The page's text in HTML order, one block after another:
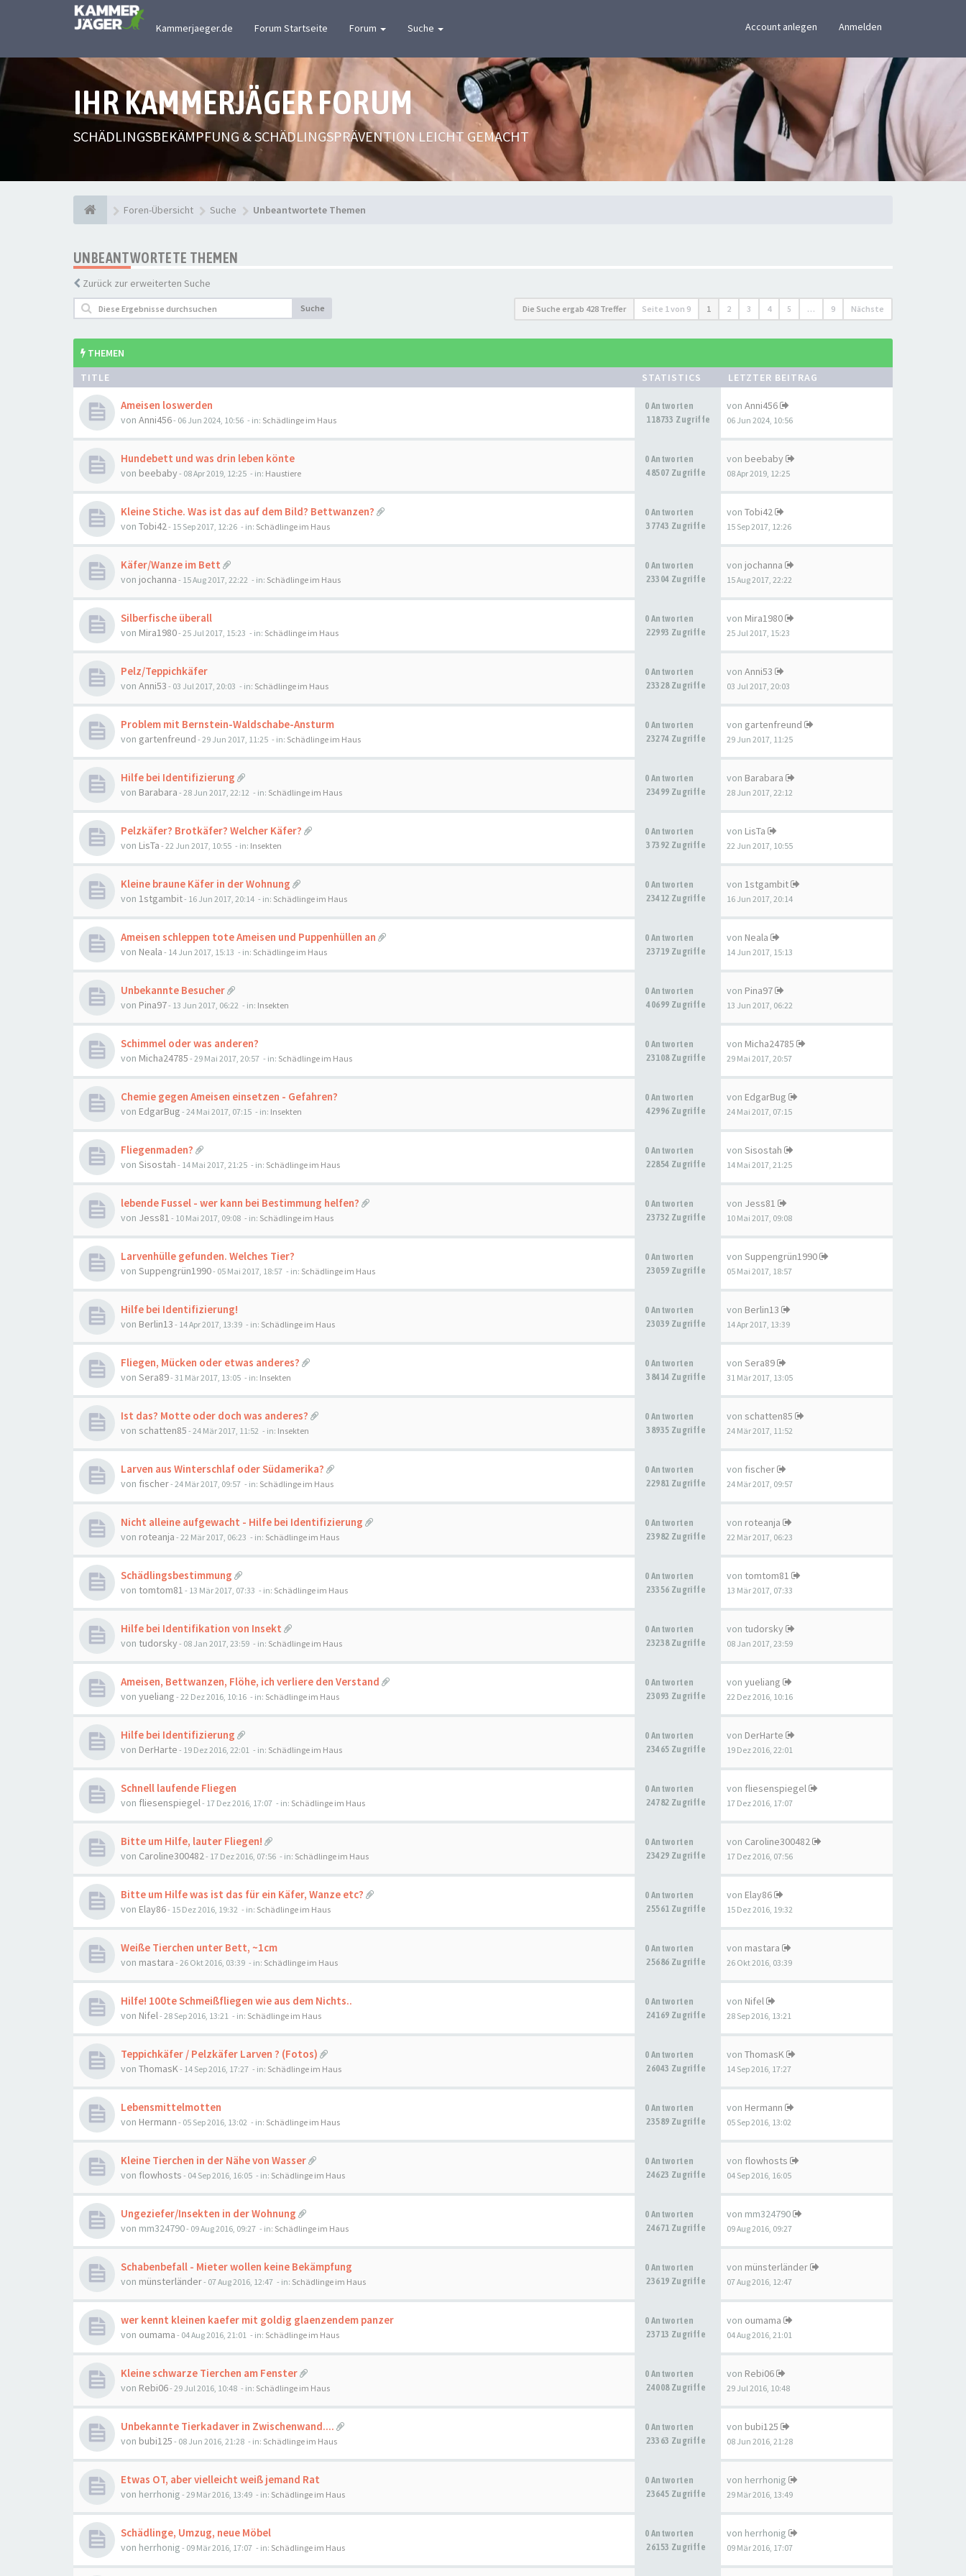
Kammerjaeger.de Forum Startseite Forum Suche Account anlegen Anmelden
IHR KAMMERJÄGER FORUM
SCHÄDLINGSBEKÄMPFUNG & SCHÄDLINGSPRÄVENTION LEICHT GEMACHT
Foren-Übersicht Suche Unbeantwortete Themen
UNBEANTWORTETE THEMEN
Zurück zur erweiterten Suche
Suche Die Suche ergab 428 Treffer Seite 1von 9 1 2 3 4 5 … 9 Nächste
THEMEN
TITLE
STATISTICS LETZTER BEITRAG
Ameisen loswerden
von Anni456- 06 Jun 2024, 10:56 - in: Schädlinge im Haus
0 Antworten
118733 Zugriffe
von Anni456
06 Jun 2024, 10:56
Hundebett und was drin leben könte
von beebaby - 08 Apr 2019, 12:25 - in: Haustiere
0 Antworten
48507 Zugriffe
von beebaby
08 Apr 2019, 12:25
Kleine Stiche. Was ist das auf dem Bild? Bettwanzen?
von Tobi42- 15 Sep 2017, 12:26 - in: Schädlinge im Haus
0 Antworten
37743 Zugriffe
von Tobi42
15 Sep 2017, 12:26
Käfer/Wanze im Bett
von jochanna - 15 Aug 2017, 22:22 - in: Schädlinge im Haus
0 Antworten
23304 Zugriffe
von jochanna
15 Aug 2017, 22:22
Silberfische überall
von Mira1980- 25 Jul 2017, 15:23 - in: Schädlinge im Haus
0 Antworten
22993 Zugriffe
von Mira1980
25 Jul 2017, 15:23
Pelz/Teppichkäfer
von Anni53 - 03 Jul 2017, 20:03 - in: Schädlinge im Haus
0 Antworten
23328 Zugriffe
von Anni53
03 Jul 2017, 20:03
Problem mit Bernstein-Waldschabe-Ansturm
von gartenfreund - 29 Jun 2017, 11:25 - in: Schädlinge im Haus
0 Antworten
23274 Zugriffe
von gartenfreund
29 Jun 2017, 11:25
Hilfe bei Identifizierung
von Barabara - 28 Jun 2017, 22:12 - in: Schädlinge im Haus
0 Antworten
23499 Zugriffe
von Barabara
28 Jun 2017, 22:12
Pelzkäfer? Brotkäfer? Welcher Käfer?
von LisTa - 22 Jun 2017, 10:55 - in: Insekten
0 Antworten
37392 Zugriffe
von LisTa
22 Jun 2017, 10:55
Kleine braune Käfer in der Wohnung
von 1stgambit- 16 Jun 2017, 20:14 - in: Schädlinge im Haus
0 Antworten
23412 Zugriffe
von 1stgambit
16 Jun 2017, 20:14
Ameisen schleppen tote Ameisen und Puppenhüllen an
von Neala - 14 Jun 2017, 15:13 - in: Schädlinge im Haus
0 Antworten
23719 Zugriffe
von Neala
14 Jun 2017, 15:13
Unbekannte Besucher
von Pina97- 13 Jun 2017, 06:22 - in: Insekten
0 Antworten
40699 Zugriffe
von Pina97
13 Jun 2017, 06:22
Schimmel oder was anderen?
von Micha24785 - 29 Mai 2017, 20:57 - in: Schädlinge im Haus
0 Antworten
23108 Zugriffe
von Micha24785
29 Mai 2017, 20:57
Chemie gegen Ameisen einsetzen - Gefahren?
von EdgarBug - 24 Mai 2017, 07:15 - in: Insekten
0 Antworten
42996 Zugriffe
von EdgarBug
24 Mai 2017, 07:15
Fliegenmaden?
von Sisostah - 14 Mai 2017, 21:25 - in: Schädlinge im Haus
0 Antworten
22854 Zugriffe
von Sisostah
14 Mai 2017, 21:25
lebende Fussel - wer kann bei Bestimmung helfen?
von Jess81 - 10 Mai 2017, 09:08 - in: Schädlinge im Haus
0 Antworten
23732 Zugriffe
von Jess81
10 Mai 2017, 09:08
Larvenhülle gefunden. Welches Tier?
von Suppengrün1990- 05 Mai 2017, 18:57 - in: Schädlinge im Haus
0 Antworten
23059 Zugriffe
von Suppengrün1990
05 Mai 2017, 18:57
Hilfe bei Identifizierung!
von Berlin13 - 14 Apr 2017, 13:39 - in: Schädlinge im Haus
0 Antworten
23039 Zugriffe
von Berlin13
14 Apr 2017, 13:39
Fliegen, Mücken oder etwas anderes?
von Sera89- 31 Mär 2017, 13:05 - in: Insekten
0 Antworten
38414 Zugriffe
von Sera89
31 Mär 2017, 13:05
Ist das? Motte oder doch was anderes?
von schatten85 - 24 Mär 2017, 11:52 - in: Insekten
0 Antworten
38935 Zugriffe
von schatten85
24 Mär 2017, 11:52
Larven aus Winterschlaf oder Südamerika?
von fischer- 24 Mär 2017, 09:57 - in: Schädlinge im Haus
0 Antworten
22981 Zugriffe
von fischer
24 Mär 2017, 09:57
Nicht alleine aufgewacht - Hilfe bei Identifizierung
von roteanja - 22 Mär 2017, 06:23 - in: Schädlinge im Haus
0 Antworten
23982 Zugriffe
von roteanja
22 Mär 2017, 06:23
Schädlingsbestimmung
von tomtom81 - 13 Mär 2017, 07:33 - in: Schädlinge im Haus
0 Antworten
23356 Zugriffe
von tomtom81
13 Mär 2017, 07:33
Hilfe bei Identifikation von Insekt
von tudorsky - 08 Jan 2017, 23:59 - in: Schädlinge im Haus
0 Antworten
23238 Zugriffe
von tudorsky
08 Jan 2017, 23:59
Ameisen, Bettwanzen, Flöhe, ich verliere den Verstand
von yueliang - 22 Dez 2016, 10:16 - in: Schädlinge im Haus
0 Antworten
23093 Zugriffe
von yueliang
22 Dez 2016, 10:16
Hilfe bei Identifizierung
von DerHarte - 19 Dez 2016, 22:01 - in: Schädlinge im Haus
0 Antworten
23465 Zugriffe
von DerHarte
19 Dez 2016, 22:01
Schnell laufende Fliegen
von fliesenspiegel- 17 Dez 2016, 17:07 - in: Schädlinge im Haus
0 Antworten
24782 Zugriffe
von fliesenspiegel
17 Dez 2016, 17:07
Bitte um Hilfe, lauter Fliegen!
von Caroline300482- 17 Dez 2016, 07:56 - in: Schädlinge im Haus
0 Antworten
23429 Zugriffe
von Caroline300482
17 Dez 2016, 07:56
Bitte um Hilfe was ist das für ein Käfer, Wanze etc?
von Elay86- 15 Dez 2016, 19:32 - in: Schädlinge im Haus
0 Antworten
25561 Zugriffe
von Elay86
15 Dez 2016, 19:32
Weiße Tierchen unter Bett, ~1cm
von mastara - 26 Okt 2016, 03:39 - in: Schädlinge im Haus
0 Antworten
25686 Zugriffe
von mastara
26 Okt 2016, 03:39
Hilfe! 100te Schmeißfliegen wie aus dem Nichts..
von Nifel- 28 Sep 2016, 13:21 - in: Schädlinge im Haus
0 Antworten
24169 Zugriffe
von Nifel
28 Sep 2016, 13:21
Teppichkäfer / Pelzkäfer Larven ? (Fotos)
von ThomasK- 14 Sep 2016, 17:27 - in: Schädlinge im Haus
0 Antworten
26043 Zugriffe
von ThomasK
14 Sep 2016, 17:27
Lebensmittelmotten
von Hermann - 05 Sep 2016, 13:02 - in: Schädlinge im Haus
0 Antworten
23589 Zugriffe
von Hermann
05 Sep 2016, 13:02
Kleine Tierchen in der Nähe von Wasser
von flowhosts - 04 Sep 2016, 16:05 - in: Schädlinge im Haus
0 Antworten
24623 Zugriffe
von flowhosts
04 Sep 2016, 16:05
Ungeziefer/Insekten in der Wohnung
von mm324790- 09 Aug 2016, 09:27 - in: Schädlinge im Haus
0 Antworten
24671 Zugriffe
von mm324790
09 Aug 2016, 09:27
Schabenbefall - Mieter wollen keine Bekämpfung
von münsterländer- 07 Aug 2016, 12:47 - in: Schädlinge im Haus
0 Antworten
23619 Zugriffe
von münsterländer
07 Aug 2016, 12:47
wer kennt kleinen kaefer mit goldig glaenzendem panzer
von oumama - 04 Aug 2016, 21:01 - in: Schädlinge im Haus
0 Antworten
23713 Zugriffe
von oumama
04 Aug 2016, 21:01
Kleine schwarze Tierchen am Fenster
von Rebi06- 29 Jul 2016, 10:48 - in: Schädlinge im Haus
0 Antworten
24008 Zugriffe
von Rebi06
29 Jul 2016, 10:48
Unbekannte Tierkadaver in Zwischenwand....
von bubi125 - 08 Jun 2016, 21:28 - in: Schädlinge im Haus
0 Antworten
23363 Zugriffe
von bubi125
08 Jun 2016, 21:28
Etwas OT, aber vielleicht weiß jemand Rat
von herrhonig - 29 Mär 2016, 13:49 - in: Schädlinge im Haus
0 Antworten
23645 Zugriffe
von herrhonig
29 Mär 2016, 13:49
Schädlinge, Umzug, neue Möbel
von herrhonig - 09 Mär 2016, 17:07 - in: Schädlinge im Haus
0 Antworten
26153 Zugriffe
von herrhonig
09 Mär 2016, 17:07